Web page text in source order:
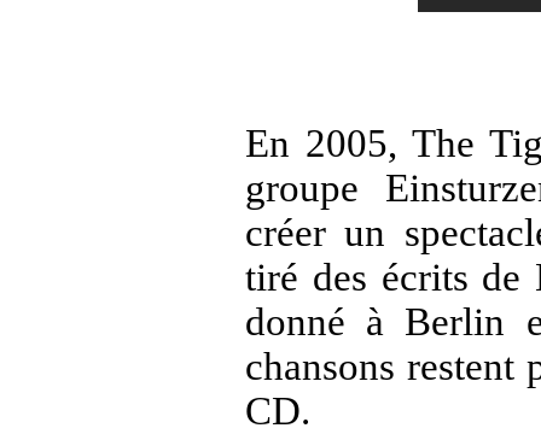
En 2005, The
groupe
créer un
tiré des écrits de
donné à Berlin
chansons
CD.